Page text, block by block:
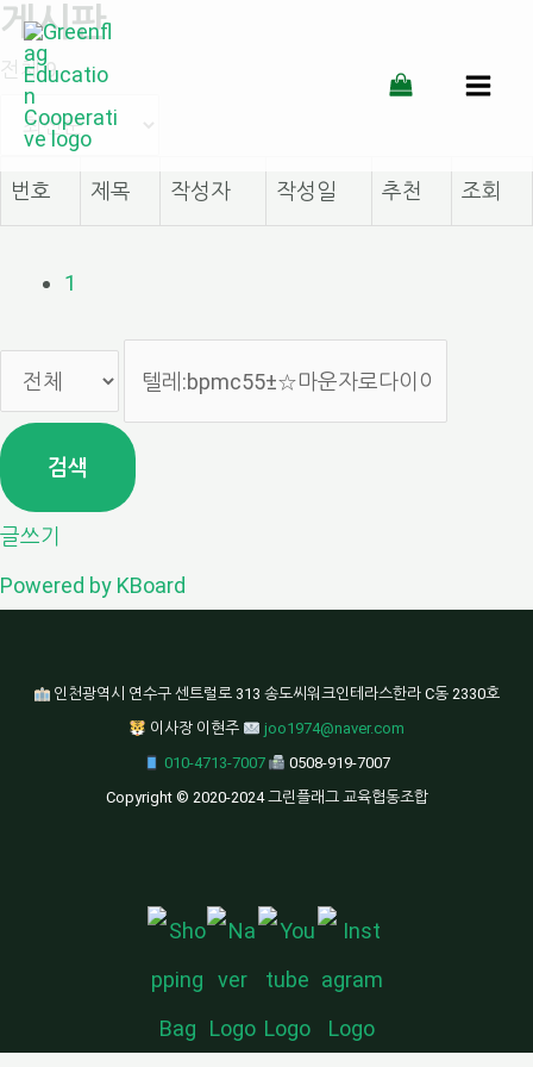
콘
텐
로
게시판
전체 9
번호 제목 작성자 작성일 추천 조회
1
검색
글쓰기
Powered by KBoard
인천광역시 연수구 센트럴로 313 송도씨워크인테라스한라 C동 2330호
이사장 이현주
joo1974@naver.com
010-4713-7007
0508-919-7007
Copyright © 2020-2024 그린플래그 교육협동조합